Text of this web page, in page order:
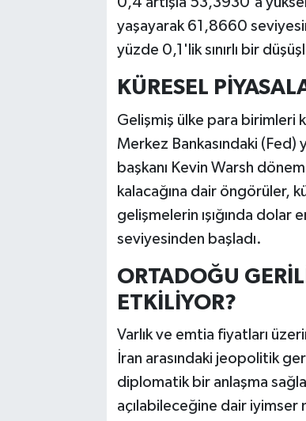
yaşayarak 61,8660
yüzde 0,1'lik sınırlı bir
KÜRESEL
Gelişmiş ülke para birimleri
Merkez Bankasındaki
başkanı Kevin Warsh
kalacağına dair öngörüler,
gelişmelerin ışığında dolar
seviyesinden başladı.
ORTADOĞU
ETKİLİYOR?
Varlık ve emtia fiyatları
İran arasındaki jeopolitik
diplomatik bir anlaşma
açılabileceğine dair iyimser